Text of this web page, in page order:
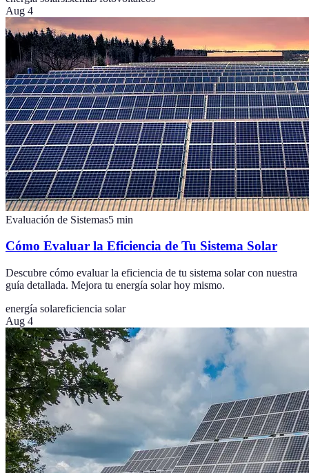
Aug 4
Evaluación de Sistemas5 min
Cómo Evaluar la Eficiencia de Tu Sistema Solar
Descubre cómo evaluar la eficiencia de tu sistema solar con nuestra
guía detallada. Mejora tu energía solar hoy mismo.
energía solareficiencia solar
Aug 4